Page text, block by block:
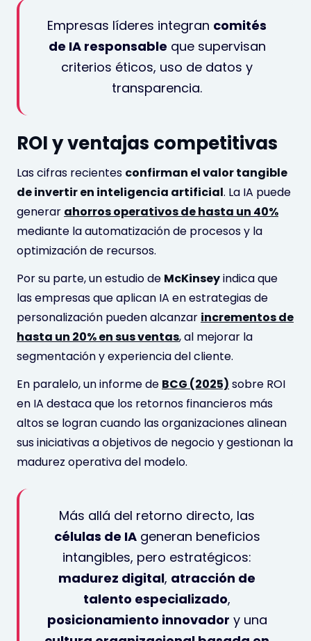
Empresas líderes integran comités
de IA responsable que supervisan
criterios éticos, uso de datos y
transparencia.
ROI y ventajas competitivas
Las cifras recientes confirman el valor tangible
de invertir en inteligencia artificial. La IA puede
generar ahorros operativos de hasta un 40%
mediante la automatización de procesos y la
optimización de recursos.
Por su parte, un estudio de McKinseyindica que
las empresas que aplican IA en estrategias de
personalización pueden alcanzar incrementos de
hasta un 20% en sus ventas, al mejorar la
segmentación y experiencia del cliente.
En paralelo, un informe de BCG (2025) sobre ROI
en IA destaca que los retornos financieros más
altos se logran cuando las organizaciones alinean
sus iniciativas a objetivos de negocio y gestionan la
madurez operativa del modelo.
Más allá del retorno directo, las
células de IAgeneran beneficios
intangibles, pero estratégicos:
madurez digital, atracción de
talento especializado,
posicionamiento innovador y una